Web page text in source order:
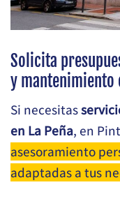
Solicita
y mantenimiento
Si necesitas
en La Peña, en
asesoramiento
adaptadas a tus